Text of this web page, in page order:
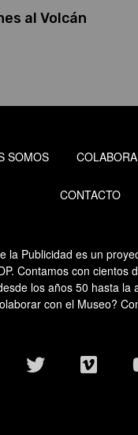
al Volcán
SOMOS
CONTACTO
la Publicidad es un
Contamos con cientos
los años 50 hasta la
con el Museo?